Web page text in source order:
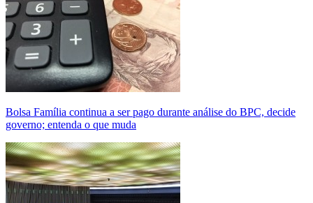
Bolsa Família continua a ser pago durante análise do BPC, decide
governo; entenda o que muda